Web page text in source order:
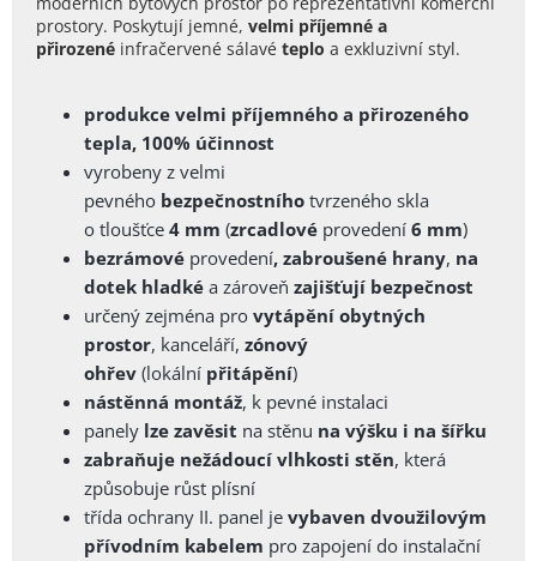
prostory. Poskytují jemné, velmi příjemné a
přirozené infračervené sálavé teplo a exkluzivní styl.
produkce velmi příjemného a přirozeného
tepla, 100% účinnost
vyrobeny z velmi
pevného bezpečnostního tvrzeného skla
o tloušťce 4 mm (zrcadlové provedení 6 mm)
bezrámové provedení, zabroušené hrany, na
dotek hladké a zároveň zajišťují bezpečnost
určený zejména pro vytápění obytných
prostor, kanceláří, zónový
ohřev (lokální přitápění)
nástěnná montáž, k pevné instalaci
panely lze zavěsit na stěnu na výšku i na šířku
zabraňuje nežádoucí vlhkosti stěn, která
způsobuje růst plísní
třída ochrany II. panel je vybaven dvoužilovým
přívodním kabelem pro zapojení do instalační